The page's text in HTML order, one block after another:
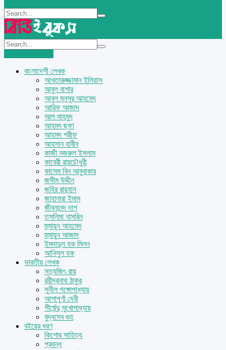
বাংলাদেশী লেখক
আখতারুজ্জামান ইলিয়াস
আবুল বাশার
আবুল মনসুর আহমেদ
আরিফ আজাদ
আল মাহমুদ
আহমদ ছফা
আহমদ শরীফ
আহসান হাবীব
কাজী নজরুল ইসলাম
কাবেরী রায়চৌধুরী
কাসেম বিন আবুবাকার
জসীম উদ্দীন
জহির রায়হান
জাহানারা ইমাম
জীবনানন্দ দাশ
তসলিমা নাসরিন
হুমায়ূন আহমেদ
হুমায়ুন আজাদ
ইমদাদুল হক মিলন
আনিসুল হক
ভারতীয় লেখক
সত্যজিৎ রায়
রবীন্দ্রনাথ ঠাকুর
সুনীল গঙ্গোপাধ্যায়
আশাপূর্ণা দেবী
শীর্ষেন্দু মুখোপাধ্যায়
বুদ্ধদেব গুহ
বইয়ের ধরণ
কিশোর সাহিত্য
প্রবন্ধ